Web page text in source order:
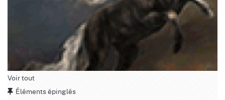
Voir tout
Éléments épinglés